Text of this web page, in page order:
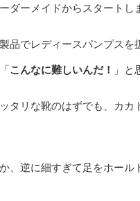
ダーメイドからスタートし
品でレディースパンプス
こんなに難しいんだ！ 」
タリな靴のはずでも、カ
、逆に細すぎて足をホー